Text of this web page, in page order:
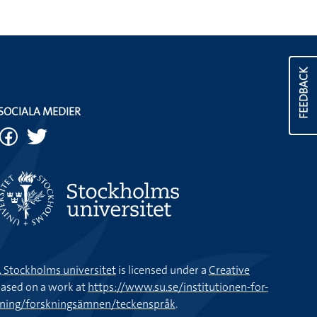
FEEDBACK
MEDIER
universitetis licensed under aCreative
on a work athttps://www.su.se/institutionen-for-
forskningsämnen/teckenspråk.